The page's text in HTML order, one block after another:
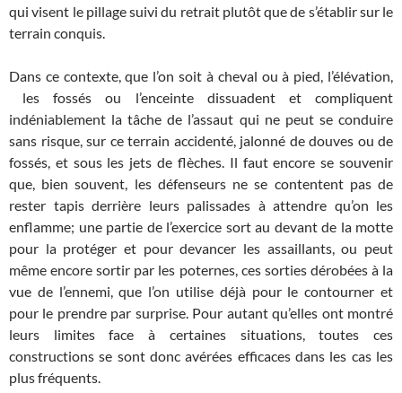
qui visent le pillage suivi du retrait plutôt que de s’établir sur le
terrain conquis.
Dans ce contexte, que l’on soit à cheval ou à pied, l’élévation,
les fossés ou l’enceinte dissuadent et compliquent
indéniablement la tâche de l’assaut qui ne peut se conduire
sans risque, sur ce terrain accidenté, jalonné de douves ou de
fossés, et sous les jets de flèches. Il faut encore se souvenir
que, bien souvent, les défenseurs ne se contentent pas de
rester tapis derrière leurs palissades à attendre qu’on les
enflamme; une partie de l’exercice sort au devant de la motte
pour la protéger et pour devancer les assaillants, ou peut
même encore sortir par les poternes, ces sorties dérobées à la
vue de l’ennemi, que l’on utilise déjà pour le contourner et
pour le prendre par surprise. Pour autant qu’elles ont montré
leurs limites face à certaines situations, toutes ces
constructions se sont donc avérées efficaces dans les cas les
plus fréquents.